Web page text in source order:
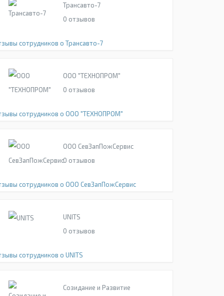
Трансавто-7
0 отзывов
сотрудников о Трансавто-7
ООО "ТЕХНОПРОМ"
0 отзывов
сотрудников о ООО "ТЕХНОПРОМ"
ООО СевЗапПожСервис
0 отзывов
сотрудников о ООО СевЗапПожСервис
UNITS
0 отзывов
сотрудников о UNITS
Созидание и Развитие